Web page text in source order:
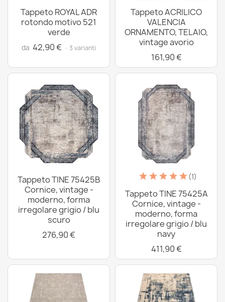
Tappeto ROYAL ADR
rotondo motivo 521
verde
da 42,90 € · 3 varianti
Tappeto ACRILICO
VALENCIA
ORNAMENTO, TELAIO,
vintage avorio
161,90 €
Tappeto TINE 75425B
Cornice, vintage -
moderno, forma
irregolare grigio / blu
scuro
276,90 €
(1)
Tappeto TINE 75425A
Cornice, vintage -
moderno, forma
irregolare grigio / blu
navy
411,90 €